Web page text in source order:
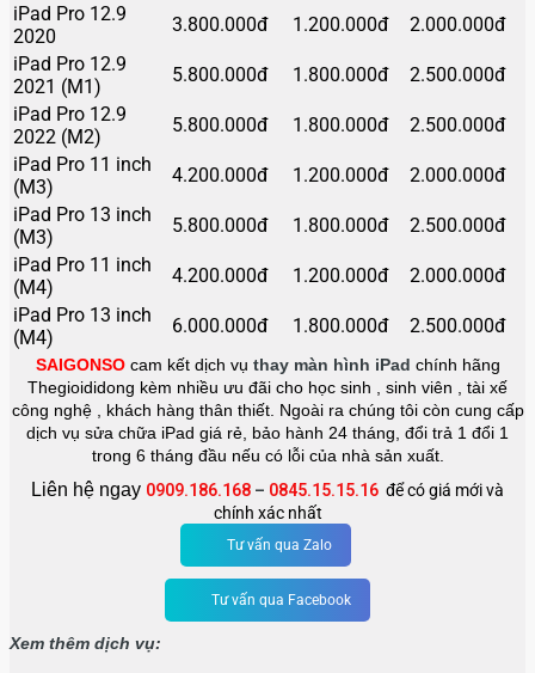
iPad Pro 12.9
2020
3.800.000đ 1.200.000đ
2.000.000đ
iPad Pro 12.9
2021 (M1)
5.800.000đ 1.800.000đ
2.500.000đ
iPad Pro 12.9
2022 (M2)
5.800.000đ 1.800.000đ
2.500.000đ
iPad Pro 11 inch
(M3)
4.200.000đ 1.200.000đ
2.000.000đ
iPad Pro 13 inch
(M3)
5.800.000đ 1.800.000đ
2.500.000đ
iPad Pro 11 inch
(M4)
4.200.000đ 1.200.000đ
2.000.000đ
iPad Pro 13 inch
(M4)
6.000.000đ 1.800.000đ 2.500.000đ
SAIGONSO cam kết dịch vụ thay màn hình iPad chính hãng
Thegioididong kèm nhiều ưu đãi cho học sinh , sinh viên , tài xế
công nghệ , khách hàng thân thiết. Ngoài ra chúng tôi còn cung cấp
dịch vụ sửa chữa iPad giá rẻ, bảo hành 24 tháng, đổi trả 1 đổi 1
trong 6 tháng đầu nếu có lỗi của nhà sản xuất.
Liên hệ ngay 0909.186.168 – 0845.15.15.16 để có giá mới và
chính xác nhất
Tư vấn qua Zalo
Tư vấn qua Facebook
Xem thêm dịch vụ: